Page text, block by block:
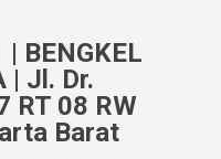
BENGKEL
| Jl. Dr.
RT 08 RW
Barat